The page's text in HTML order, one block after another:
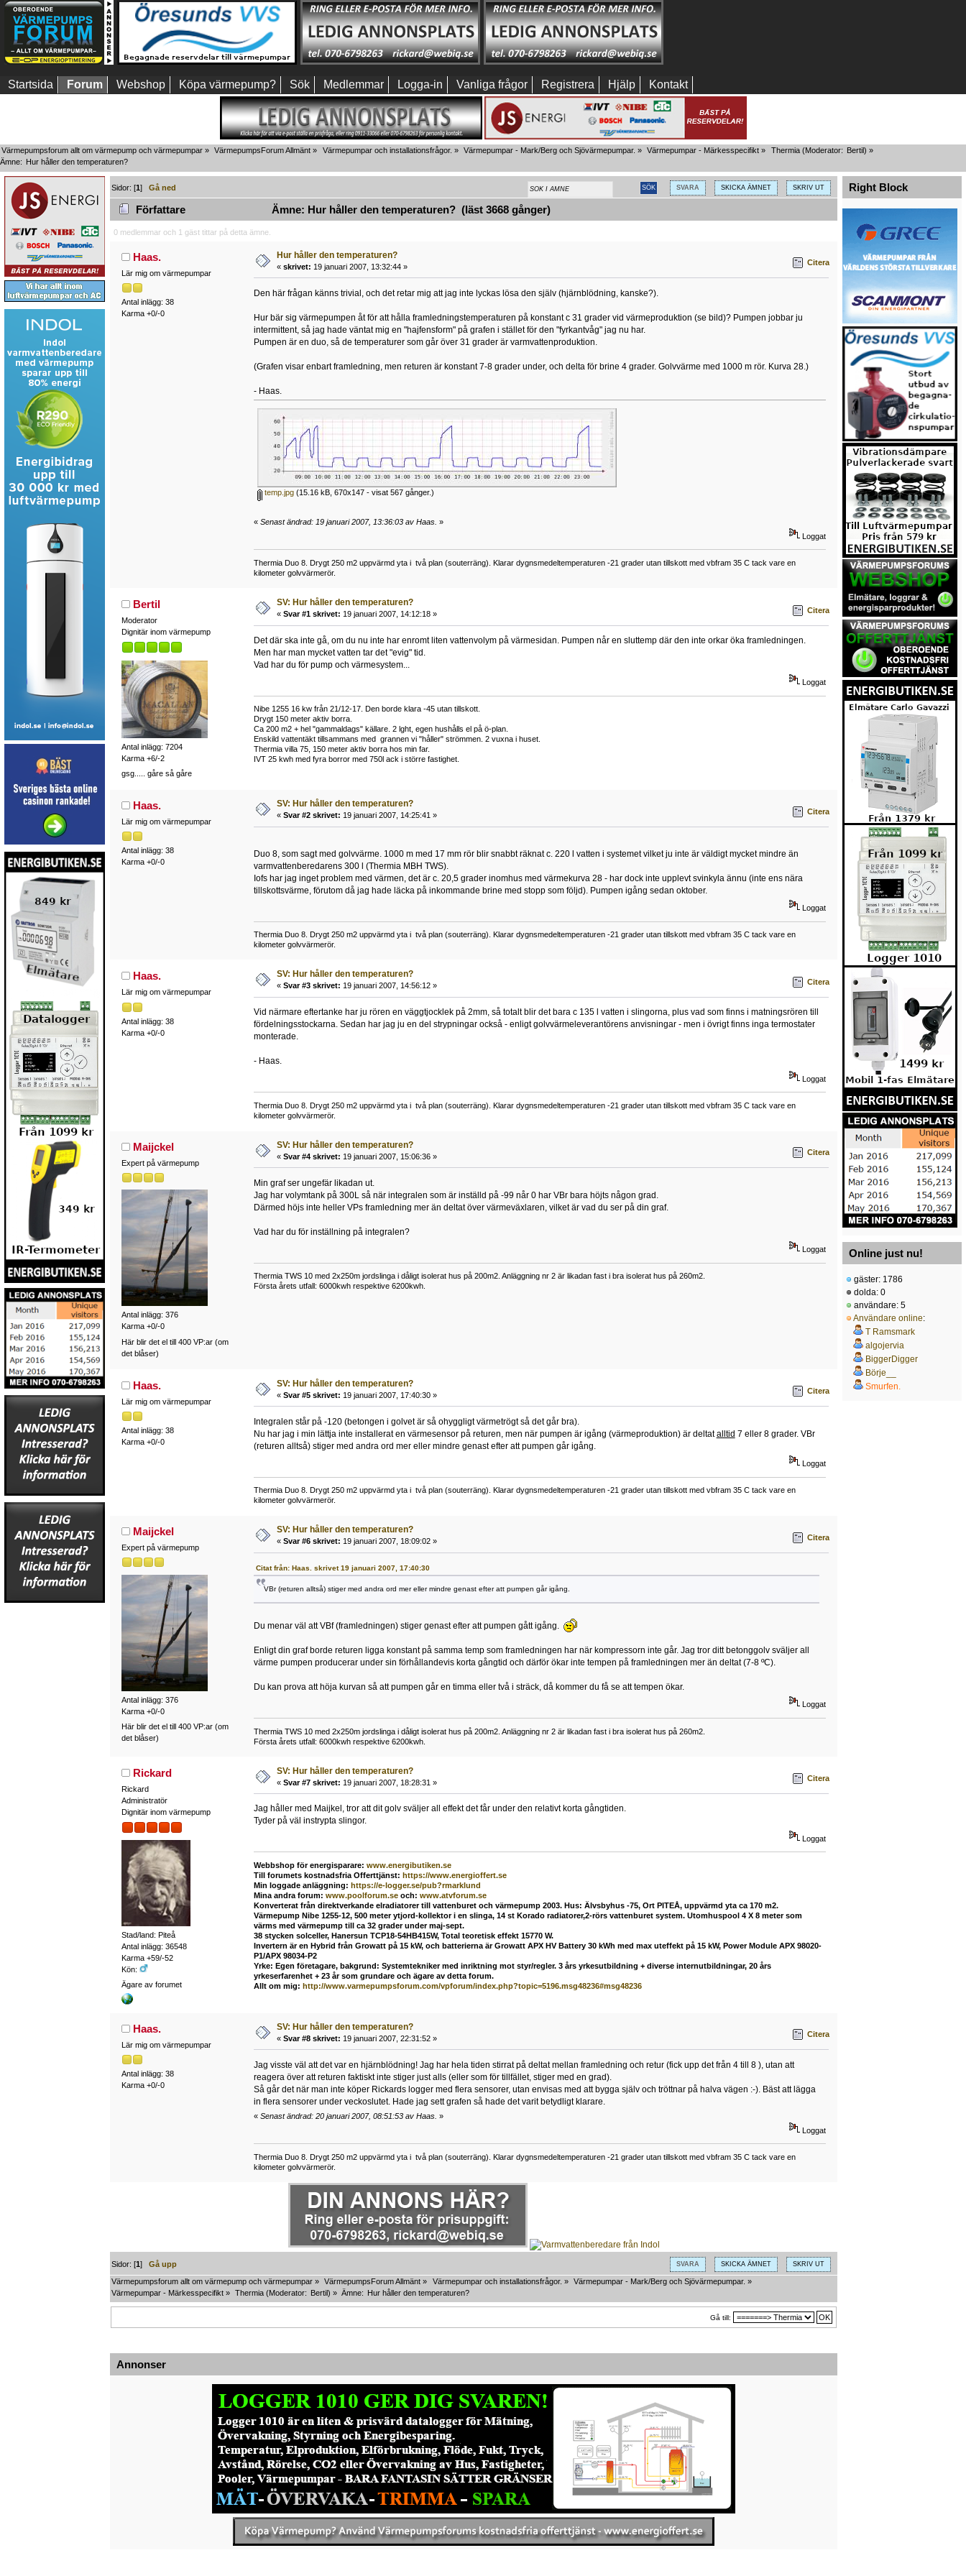
Startsida Forum Webshop Köpa värmepump? Sök Medlemmar Logga-in Vanliga frågor Registrera Hjälp Kontakt
Värmepumpsforum allt om värmepump och värmepumpar » VärmepumpsForum Allmänt » Värmepumpar och installationsfrågor. » Värmepumpar - Mark/Berg och Sjövärmepumpar. » Värmepumpar - Märkesspecifikt » Thermia(Moderator: Bertil) »
Ämne: Hur håller den temperaturen?
SVARA SKICKA ÄMNET SKRIV UT
Sidor: [1]Gå ned
Författare Ämne: Hur håller den temperaturen? (läst 3668 gånger)
0 medlemmar och 1 gäst tittar på detta ämne.
Haas.
Lär mig om värmepumpar
Antal inlägg: 38
Karma +0/-0
Hur håller den temperaturen?
« skrivet: 19 januari 2007, 13:32:44 » Citera
Den här frågan känns trivial, och det retar mig att jag inte lyckas lösa den själv (hjärnblödning, kanske?).
Hur bär sig värmepumpen åt för att hålla framledningstemperaturen på konstant c 31 grader vid värmeproduktion (se bild)? Pumpen jobbar ju
intermittent, så jag hade väntat mig en "hajfensform" på grafen i stället för den "fyrkantvåg" jag nu har.
Pumpen är en duo, så de temperaturer som går över 31 grader är varmvattenproduktion.
(Grafen visar enbart framledning, men returen är konstant 7-8 grader under, och delta för brine 4 grader. Golvvärme med 1000 m rör. Kurva 28.)
- Haas.
temp.jpg(15.16 kB, 670x147 - visat 567 gånger.)
« Senast ändrad: 19 januari 2007, 13:36:03 av Haas. »
Loggat
Thermia Duo 8. Drygt 250 m2 uppvärmd yta i två plan (souterräng). Klarar dygnsmedeltemperaturen -21 grader utan tillskott med vbfram 35 C tack vare en
kilometer golvvärmerör.
Bertil
Moderator
Dignitär inom värmepump
Antal inlägg: 7204
Karma +6/-2
gsg..... gåre så gåre
SV: Hur håller den temperaturen?
« Svar #1 skrivet: 19 januari 2007, 14:12:18 » Citera
Det där ska inte gå, om du nu inte har enromt liten vattenvolym på värmesidan. Pumpen når en sluttemp där den inte orkar öka framledningen.
Men har man mycket vatten tar det "evig" tid.
Vad har du för pump och värmesystem...
Loggat
Nibe 1255 16 kw från 21/12-17. Den borde klara -45 utan tillskott.
Drygt 150 meter aktiv borra.
Ca 200 m2 + hel "gammaldags" källare. 2 lght, egen hushålls el på ö-plan.
Enskild vattentäkt tillsammans med grannen vi "håller" strömmen. 2 vuxna i huset.
Thermia villa 75, 150 meter aktiv borra hos min far.
IVT 25 kwh med fyra borror med 750l ack i större fastighet.
Haas.
Lär mig om värmepumpar
Antal inlägg: 38
Karma +0/-0
SV: Hur håller den temperaturen?
« Svar #2 skrivet: 19 januari 2007, 14:25:41 » Citera
Duo 8, som sagt med golvvärme. 1000 m med 17 mm rör blir snabbt räknat c. 220 l vatten i systemet vilket ju inte är väldigt mycket mindre än
varmvattenberedarens 300 l (Thermia MBH TWS).
Iofs har jag inget problem med värmen, det är c. 20,5 grader inomhus med värmekurva 28 - har dock inte upplevt svinkyla ännu (inte ens nära
tillskottsvärme, förutom då jag hade läcka på inkommande brine med stopp som följd). Pumpen igång sedan oktober.
Loggat
Thermia Duo 8. Drygt 250 m2 uppvärmd yta i två plan (souterräng). Klarar dygnsmedeltemperaturen -21 grader utan tillskott med vbfram 35 C tack vare en
kilometer golvvärmerör.
Haas.
Lär mig om värmepumpar
Antal inlägg: 38
Karma +0/-0
SV: Hur håller den temperaturen?
« Svar #3 skrivet: 19 januari 2007, 14:56:12 » Citera
Vid närmare eftertanke har ju rören en väggtjocklek på 2mm, så totalt blir det bara c 135 l vatten i slingorna, plus vad som finns i matningsrören till
fördelningsstockarna. Sedan har jag ju en del strypningar också - enligt golvvärmeleverantörens anvisningar - men i övrigt finns inga termostater
monterade.
- Haas.
Loggat
Thermia Duo 8. Drygt 250 m2 uppvärmd yta i två plan (souterräng). Klarar dygnsmedeltemperaturen -21 grader utan tillskott med vbfram 35 C tack vare en
kilometer golvvärmerör.
Maijckel
Expert på värmepump
Antal inlägg: 376
Karma +0/-0
Här blir det el till 400 VP:ar (om
det blåser)
SV: Hur håller den temperaturen?
« Svar #4 skrivet: 19 januari 2007, 15:06:36 » Citera
Min graf ser ungefär likadan ut.
Jag har volymtank på 300L så när integralen som är inställd på -99 når 0 har VBr bara höjts någon grad.
Därmed höjs inte heller VPs framledning mer än deltat över värmeväxlaren, vilket är vad du ser på din graf.
Vad har du för inställning på integralen?
Loggat
Thermia TWS 10 med 2x250m jordslinga i dåligt isolerat hus på 200m2. Anläggning nr 2 är likadan fast i bra isolerat hus på 260m2.
Första årets utfall: 6000kwh respektive 6200kwh.
Haas.
Lär mig om värmepumpar
Antal inlägg: 38
Karma +0/-0
SV: Hur håller den temperaturen?
« Svar #5 skrivet: 19 januari 2007, 17:40:30 » Citera
Integralen står på -120 (betongen i golvet är så ohyggligt värmetrögt så det går bra).
Nu har jag i min lättja inte installerat en värmesensor på returen, men när pumpen är igång (värmeproduktion) är deltatalltid 7 eller 8 grader. VBr
(returen alltså) stiger med andra ord mer eller mindre genast efter att pumpen går igång.
Loggat
Thermia Duo 8. Drygt 250 m2 uppvärmd yta i två plan (souterräng). Klarar dygnsmedeltemperaturen -21 grader utan tillskott med vbfram 35 C tack vare en
kilometer golvvärmerör.
Maijckel
Expert på värmepump
Antal inlägg: 376
Karma +0/-0
Här blir det el till 400 VP:ar (om
det blåser)
SV: Hur håller den temperaturen?
« Svar #6 skrivet: 19 januari 2007, 18:09:02 » Citera
Citat från: Haas. skrivet 19 januari 2007, 17:40:30
VBr (returen alltså) stiger med andra ord mer eller mindre genast efter att pumpen går igång.
Du menar väl att VBf (framledningen) stiger genast efter att pumpen gått igång.
Enligt din graf borde returen ligga konstant på samma temp som framledningen har när kompressorn inte går. Jag tror ditt betonggolv sväljer all
värme pumpen producerar under sin förhållandevis korta gångtid och därför ökar inte tempen på framledningen mer än deltat (7-8 ºC).
Du kan prova att höja kurvan så att pumpen går en timma eller två i sträck, då kommer du få se att tempen ökar.
Loggat
Thermia TWS 10 med 2x250m jordslinga i dåligt isolerat hus på 200m2. Anläggning nr 2 är likadan fast i bra isolerat hus på 260m2.
Första årets utfall: 6000kwh respektive 6200kwh.
Rickard
Rickard
Administratör
Dignitär inom värmepump
Stad/land: Piteå
Antal inlägg: 36548
Karma +59/-52
Kön:
Ägare av forumet
SV: Hur håller den temperaturen?
« Svar #7 skrivet: 19 januari 2007, 18:28:31 » Citera
Jag håller med Maijkel, tror att dit golv sväljer all effekt det får under den relativt korta gångtiden.
Tyder på väl instrypta slingor.
Loggat
Webbshop för energisparare: www.energibutiken.se
Till forumets kostnadsfria Offerttjänst: https://www.energioffert.se
Min loggade anläggning: https://e-logger.se/pub?rmarklund
Mina andra forum: www.poolforum.seoch: www.atvforum.se
Konverterat från direktverkande elradiatorer till vattenburet och värmepump 2003. Hus: Älvsbyhus -75, Ort PITEÅ, uppvärmd yta ca 170 m2.
Värmepump Nibe 1255-12, 500 meter ytjord-kollektor i en slinga, 14 st Korado radiatorer,2-rörs vattenburet system. Utomhuspool 4 X 8 meter som
värms med värmepump till ca 32 grader under maj-sept.
38 stycken solceller, Hanersun TCP18-54HB415W, Total teoretisk effekt 15770 W.
Invertern är en Hybrid från Growatt på 15 kW, och batterierna är Growatt APX HV Battery 30 kWh med max uteffekt på 15 kW, Power Module APX 98020-
P1/APX 98034-P2
Yrke: Egen företagare, bakgrund: Systemtekniker med inriktning mot styr/regler. 3 års yrkesutbildning + diverse internutbildningar, 20 års
yrkeserfarenhet + 23 år som grundare och ägare av detta forum.
Allt om mig: http://www.varmepumpsforum.com/vpforum/index.php?topic=5196.msg48236#msg48236
Haas.
Lär mig om värmepumpar
Antal inlägg: 38
Karma +0/-0
SV: Hur håller den temperaturen?
« Svar #8 skrivet: 19 januari 2007, 22:31:52 » Citera
Jag visste väl att det var en hjärnblödning! Jag har hela tiden stirrat på deltat mellan framledning och retur (fick upp det från 4 till 8 ), utan att
reagera över att returen faktiskt inte stiger just alls (eller som för tillfället, stiger med en grad).
Så går det när man inte köper Rickards logger med flera sensorer, utan envisas med att bygga själv och tröttnar på halva vägen :-). Bäst att lägga
in flera sensorer under veckoslutet. Hade jag sett grafen så hade det varit betydligt klarare.
« Senast ändrad: 20 januari 2007, 08:51:53 av Haas. »
Loggat
Thermia Duo 8. Drygt 250 m2 uppvärmd yta i två plan (souterräng). Klarar dygnsmedeltemperaturen -21 grader utan tillskott med vbfram 35 C tack vare en
kilometer golvvärmerör.
SVARA SKICKA ÄMNET SKRIV UT
Sidor: [1]Gå upp
Värmepumpsforum allt om värmepump och värmepumpar » VärmepumpsForum Allmänt » Värmepumpar och installationsfrågor. » Värmepumpar - Mark/Berg och Sjövärmepumpar. »
Värmepumpar - Märkesspecifikt » Thermia (Moderator: Bertil) » Ämne: Hur håller den temperaturen?
Gå till:
Annonser
Right Block
Online just nu!
gäster: 1786
dolda: 0
användare: 5
Användare online:
T Ramsmark
algojervia
BiggerDigger
Börje__
Smurfen.